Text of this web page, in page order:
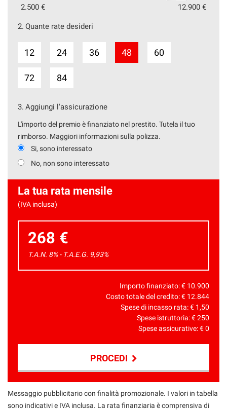
2.500 € 12.900 €
2. Quante rate desideri
12 24 36 48 60
72 84
3. Aggiungi l'assicurazione
L'importo del premio è finanziato nel prestito. Tutela il tuo
rimborso. Maggiori informazioni sulla polizza.
Si, sono interessato
No, non sono interessato
La tua rata mensile
(IVA inclusa)
268 €
T.A.N. 8% - T.A.E.G. 9,93%
Importo finanziato: € 10.900
Costo totale del credito: € 12.844
Spese di incasso rata: € 1,50
Spese istruttoria: €250
Spese assicurative: €0
PROCEDI
Contattaci
Messaggio pubblicitario con finalità promozionale. I valori in tabella
sono indicativi e IVA inclusa. La rata finanziaria è comprensiva di